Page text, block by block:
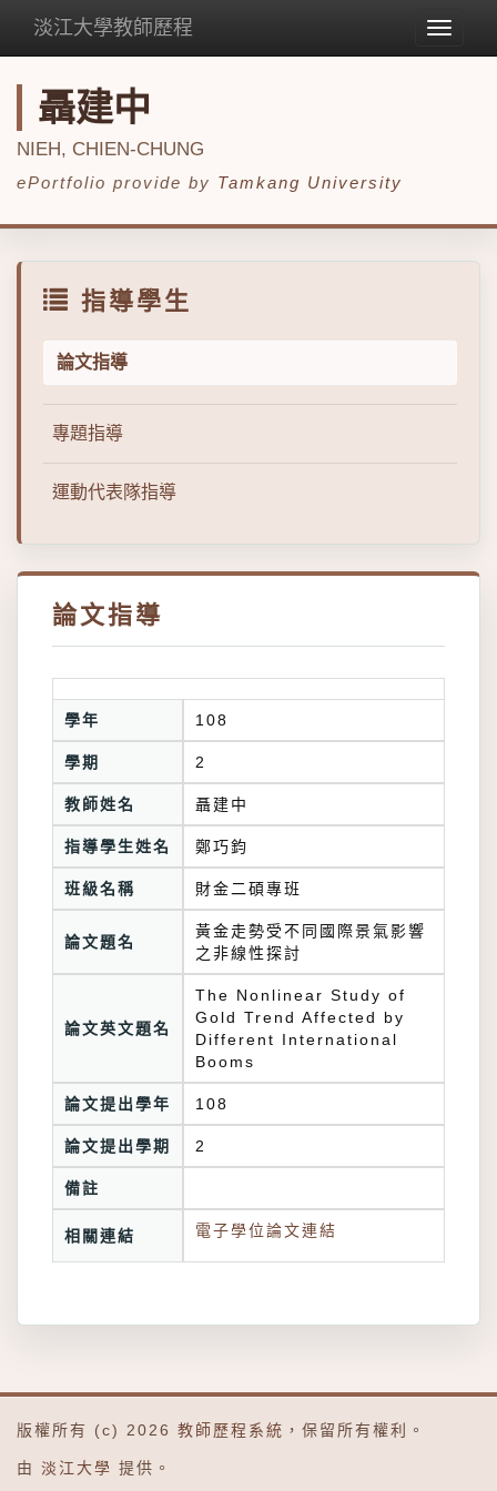
Toggle
淡江大學教師歷程
聶建中
NIEH, CHIEN-CHUNG
ePortfolio provide by Tamkang University
指導學生
論文指導
專題指導
運動代表隊指導
論文指導
學年 108
學期 2
教師姓名 聶建中
指導學生姓名 鄭巧鈞
班級名稱 財金二碩專班
論文題名
黃金走勢受不同國際景氣影響
之非線性探討
論文英文題名
The Nonlinear Study of
Gold Trend Affected by
Different International
Booms
論文提出學年 108
論文提出學期 2
備註
相關連結 電子學位論文連結
版權所有 (c) 2026 教師歷程系統 ，保留所有權利。
由 淡江大學 提供。